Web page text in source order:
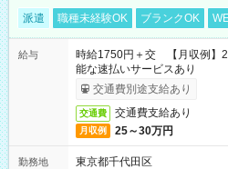
派遣 職種未経験OK ブランクOK
給与
時給1750円＋交 【月収例】
能な速払いサービスあり
交通費別途支給あり
交通費 交通費支給あり
月収例 25～30万円
勤務地
東京都千代田区